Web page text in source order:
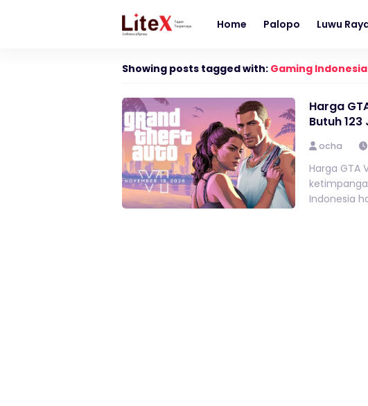
Home Palopo Luwu
Showing posts tagged with: Gaming Indonesia
Harga
Butuh
ocha
Harga GTA
Indonesia